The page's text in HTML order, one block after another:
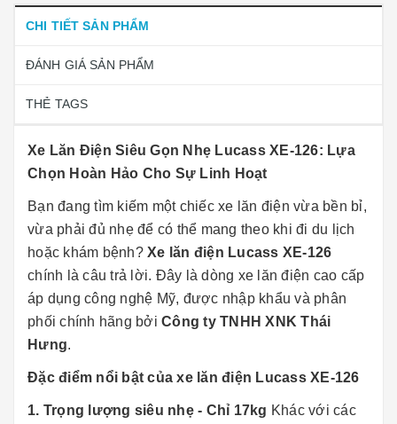
CHI TIẾT SẢN PHẨM
ĐÁNH GIÁ SẢN PHẨM
THẺ TAGS
Xe Lăn Điện Siêu Gọn Nhẹ Lucass XE-126: Lựa
Chọn Hoàn Hảo Cho Sự Linh Hoạt
Bạn đang tìm kiếm một chiếc xe lăn điện vừa bền bỉ,
vừa phải đủ nhẹ để có thể mang theo khi đi du lịch
hoặc khám bệnh? Xe lăn điện Lucass XE-126
chính là câu trả lời. Đây là dòng xe lăn điện cao cấp
áp dụng công nghệ Mỹ, được nhập khẩu và phân
phối chính hãng bởi Công ty TNHH XNK Thái
Hưng.
Đặc điểm nổi bật của xe lăn điện Lucass XE-126
1. Trọng lượng siêu nhẹ - Chỉ 17kg Khác với các